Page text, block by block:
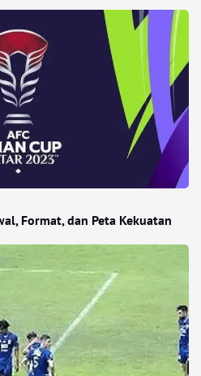
Format, dan Peta Kekuatan